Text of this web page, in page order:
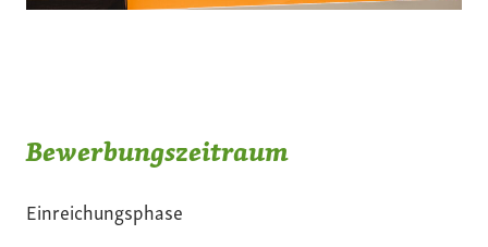
Bewerbungszeitraum
Einreichungsphase